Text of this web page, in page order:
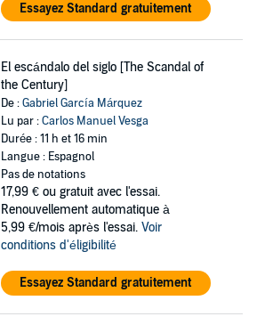
Essayez Standard gratuitement
El escándalo del siglo [The Scandal of
the Century]
De :Gabriel García Márquez
Lu par :Carlos Manuel Vesga
Durée : 11 h et 16 min
Langue : Espagnol
Pas de notations
17,99 € ou gratuit avec l'essai.
Renouvellement automatique à
5,99 €/mois après l'essai. Voir
conditions d'éligibilité
Essayez Standard gratuitement